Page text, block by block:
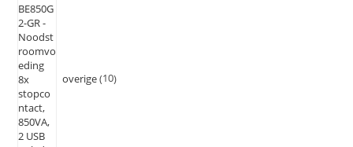
overige 10